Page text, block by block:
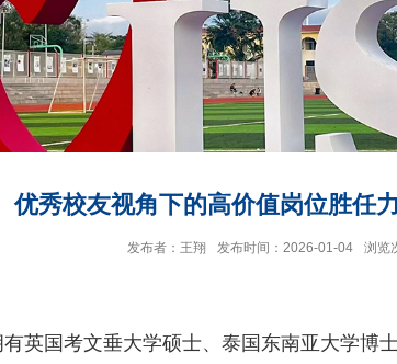
优秀校友视角下的高价值岗位胜
发布者：王翔 发布时间：2026-01-04 浏览
英国考文垂大学硕士、泰国东南亚大学